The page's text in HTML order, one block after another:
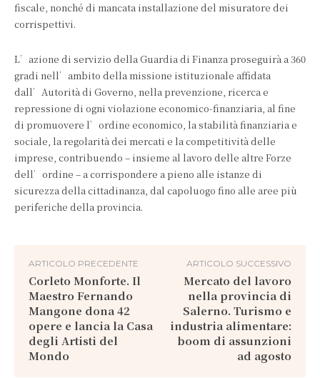
fiscale, nonché di mancata installazione del misuratore dei
corrispettivi.
L’azione di servizio della Guardia di Finanza proseguirà a 360
gradi nell’ambito della missione istituzionale affidata
dall’Autorità di Governo, nella prevenzione, ricerca e
repressione di ogni violazione economico-finanziaria, al fine
di promuovere l’ordine economico, la stabilità finanziaria e
sociale, la regolarità dei mercati e la competitività delle
imprese, contribuendo – insieme al lavoro delle altre Forze
dell’ordine – a corrispondere a pieno alle istanze di
sicurezza della cittadinanza, dal capoluogo fino alle aree più
periferiche della provincia.
ARTICOLO PRECEDENTE
Corleto Monforte. Il
Maestro Fernando
Mangone dona 42
opere e lancia la Casa
degli Artisti del
Mondo
ARTICOLO SUCCESSIVO
Mercato del lavoro
nella provincia di
Salerno. Turismo e
industria alimentare:
boom di assunzioni
ad agosto